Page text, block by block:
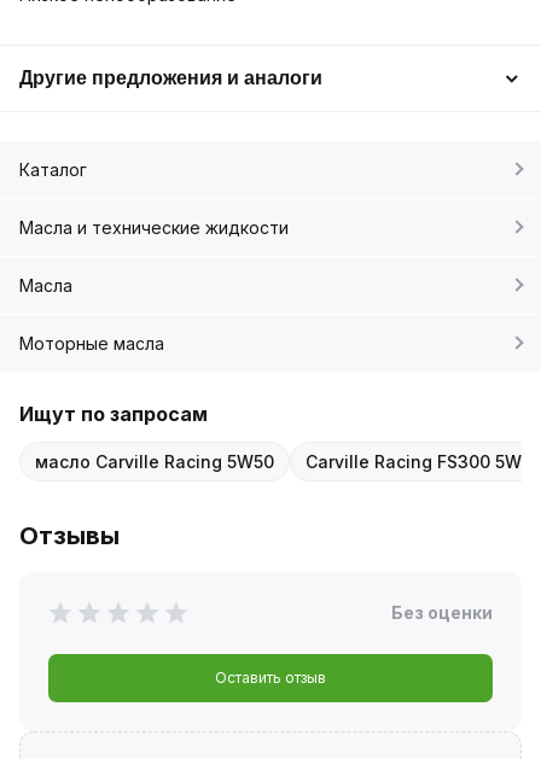
Другие предложения и аналоги
Каталог
Масла и технические жидкости
Масла
Моторные масла
Ищут по запросам
масло Carville Racing 5W50 Carville Racing FS300 5W50
Отзывы
Без оценки
Оставить отзыв